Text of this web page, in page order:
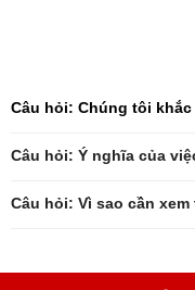
Câu hỏi: Chúng tôi
Câu hỏi: Vì sao cần